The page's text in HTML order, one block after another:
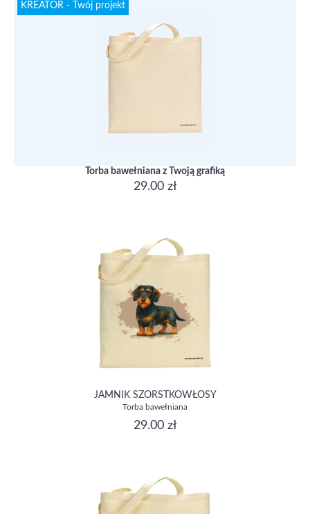
KREATOR - Twój projekt
Torba bawełniana z Twoją grafiką
29.00 zł
JAMNIK SZORSTKOWŁOSY
Torba bawełniana
29.00 zł